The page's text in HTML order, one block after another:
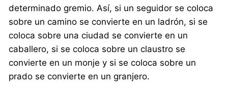
determinado gremio. Así, si un seguidor se coloca
sobre un camino se convierte en un ladrón, si se
coloca sobre una ciudad se convierte en un
caballero, si se coloca sobre un claustro se
convierte en un monje y si se coloca sobre un
prado se convierte en un granjero.